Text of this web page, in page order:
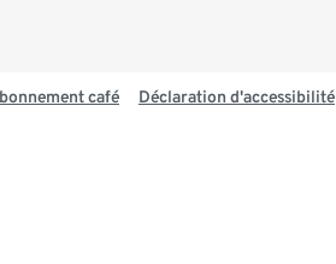
café Déclaration d'accessibilité